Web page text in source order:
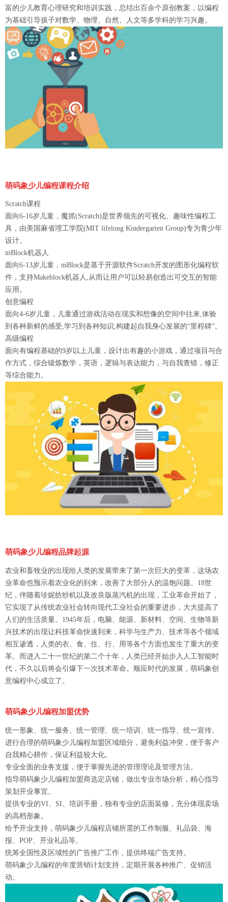
富的少儿教育心理研究和培训实践，总结出百余个原创教案，以编程
为基础引导孩子对数学、物理、自然、人文等多学科的学习兴趣。
萌码象少儿编程课程介绍
Scratch课程
面向6-16岁儿童，魔抓(Scratch)是世界领先的可视化、趣味性编程工
具，由美国麻省理工学院(MIT lifelong Kindergarten Group)专为青少年
设计。
mBlock机器人
面向6-13岁儿童，mBlock是基于开源软件Scratch开发的图形化编程软
件，支持Makeblock机器人,从而让用户可以轻易创造出可交互的智能
应用。
创意编程
面向4-6岁儿童，儿童通过游戏活动在现实和想像的空间中往来,体验
到各种新鲜的感受,学习到各种知识,构建起自我身心发展的“里程碑”。
高级编程
面向有编程基础的9岁以上儿童，设计出有趣的小游戏，通过项目与合
作方式，综合锻炼数学，英语，逻辑与表达能力，与自我查错，修正
等综合能力。
萌码象少儿编程品牌起源
农业和畜牧业的出现给人类的发展带来了第一次巨大的变革，这场农
业革命也预示着农业化的到来，改善了大部分人的温饱问题。18世
纪，伴随着珍妮纺纱机以及改良版蒸汽机的出现，工业革命开始了，
它实现了从传统农业社会转向现代工业社会的重要进步，大大提高了
人们的生活质量。1945年后，电脑、能源、新材料、空间、生物等新
兴技术的出现让科技革命快速到来，科学与生产力、技术等各个领域
相互渗透，人类的衣、食、住、行、用等各个方面也发生了重大的变
革。而进入二十一世纪的第二个十年，人类已经开始步入人工智能时
代，不久以后将会引爆下一次技术革命。顺应时代的发展，萌码象创
意编程中心成立了。
萌码象少儿编程加盟优势
统一形象、统一服务、统一管理、统一培训、统一指导、统一宣传。
进行合理的萌码象少儿编程加盟区域细分，避免利益冲突，便于客户
自我精心耕作，保证利益较大化。
专业全面的业务支援，便于掌握先进的管理理论及管理方法。
指导萌码象少儿编程加盟商选定店铺，做出专业市场分析，精心指导
策划开业事宜。
提供专业的VI、SI、培训手册，独有专业的店面装修，充分体现卖场
的高档形象。
给予开业支持，萌码象少儿编程店铺所需的工作制服、礼品袋、海
报、POP、开业礼品等。
统筹全国性及区域性的广告推广工作，提供终端广告支持。
萌码象少儿编程的年度营销计划支持，定期开展各种推广、促销活
动。